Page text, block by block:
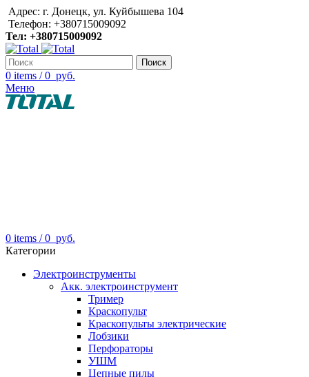
Адрес: г. Донецк, ул. Куйбышева 104
Телефон: +380715009092
Тел: +380715009092
Поиск
0 items / 0 руб.
Меню
0 items / 0 руб.
Категории
Электроинструменты
Акк. электроинструмент
Тример
Краскопульт
Краскопульты электрические
Лобзики
Перфораторы
УШМ
Цепные пилы